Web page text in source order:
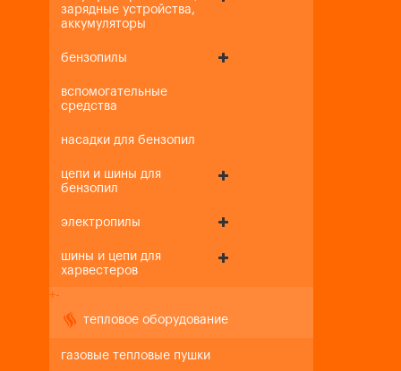
зарядные устройства,
аккумуляторы
бензопилы
вспомогательные
средства
насадки для бензопил
цепи и шины для
бензопил
электропилы
шины и цепи для
харвестеров
+-
тепловое оборудование
газовые тепловые пушки